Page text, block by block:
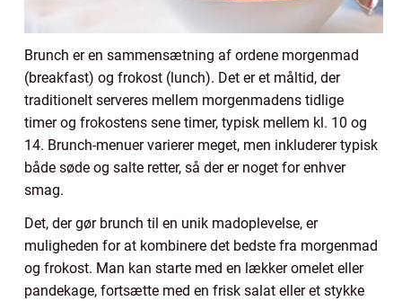
Brunch er en sammensætning af ordene morgenmad
(breakfast) og frokost (lunch). Det er et måltid, der
traditionelt serveres mellem morgenmadens tidlige
timer og frokostens sene timer, typisk mellem kl. 10 og
14. Brunch-menuer varierer meget, men inkluderer typisk
både søde og salte retter, så der er noget for enhver
smag.
Det, der gør brunch til en unik madoplevelse, er
muligheden for at kombinere det bedste fra morgenmad
og frokost. Man kan starte med en lækker omelet eller
pandekage, fortsætte med en frisk salat eller et stykke